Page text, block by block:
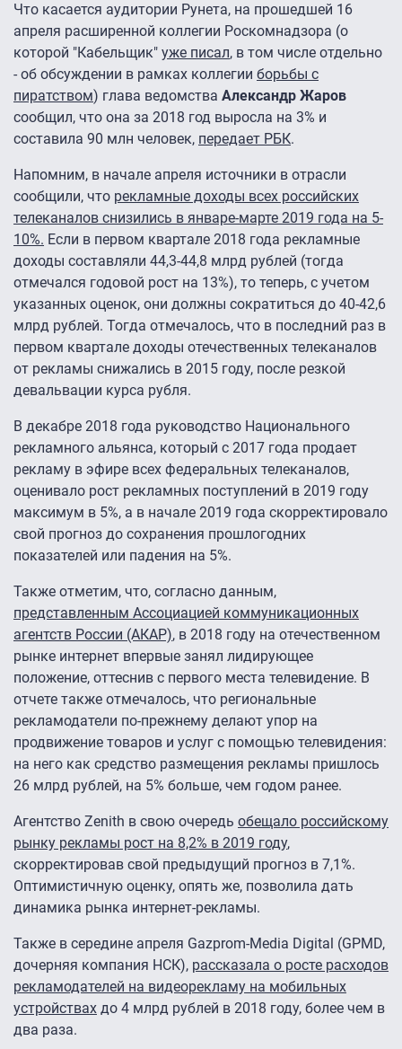
Что касается аудитории Рунета, на прошедшей 16
апреля расширенной коллегии Роскомнадзора (о
которой "Кабельщик" уже писал, в том числе отдельно
- об обсуждении в рамках коллегии борьбы с
пиратством) глава ведомства Александр Жаров
сообщил, что она за 2018 год выросла на 3% и
составила 90 млн человек, передает РБК.
Напомним, в начале апреля источники в отрасли
сообщили, что рекламные доходы всех российских
телеканалов снизились в январе-марте 2019 года на 5-
10%. Если в первом квартале 2018 года рекламные
доходы составляли 44,3-44,8 млрд рублей (тогда
отмечался годовой рост на 13%), то теперь, с учетом
указанных оценок, они должны сократиться до 40-42,6
млрд рублей. Тогда отмечалось, что в последний раз в
первом квартале доходы отечественных телеканалов
от рекламы снижались в 2015 году, после резкой
девальвации курса рубля.
В декабре 2018 года руководство Национального
рекламного альянса, который с 2017 года продает
рекламу в эфире всех федеральных телеканалов,
оценивало рост рекламных поступлений в 2019 году
максимум в 5%, а в начале 2019 года скорректировало
свой прогноз до сохранения прошлогодних
показателей или падения на 5%.
Также отметим, что, согласно данным,
представленным Ассоциацией коммуникационных
агентств России (АКАР), в 2018 году на отечественном
рынке интернет впервые занял лидирующее
положение, оттеснив с первого места телевидение. В
отчете также отмечалось, что региональные
рекламодатели по-прежнему делают упор на
продвижение товаров и услуг с помощью телевидения:
на него как средство размещения рекламы пришлось
26 млрд рублей, на 5% больше, чем годом ранее.
Агентство Zenith в свою очередь обещало российскому
рынку рекламы рост на 8,2% в 2019 году,
скорректировав свой предыдущий прогноз в 7,1%.
Оптимистичную оценку, опять же, позволила дать
динамика рынка интернет-рекламы.
Также в середине апреля Gazprom-Media Digital (GPMD,
дочерняя компания НСК), рассказала о росте расходов
рекламодателей на видеорекламу на мобильных
устройствах до 4 млрд рублей в 2018 году, более чем в
два раза.